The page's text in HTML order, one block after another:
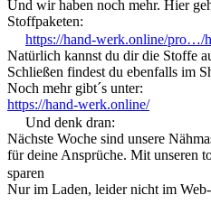
Und wir haben noch mehr. Hier
Stoffpaketen:
https://hand-werk.online/pro…/
Natürlich kannst du dir die Stoffe
Schließen findest du ebenfalls im
Noch mehr gibt´s unter:
https://hand-werk.online/
Und denk dran:
Nächste Woche sind unsere
für deine Ansprüche. Mit unseren
sparen
Nur im Laden, leider nicht im